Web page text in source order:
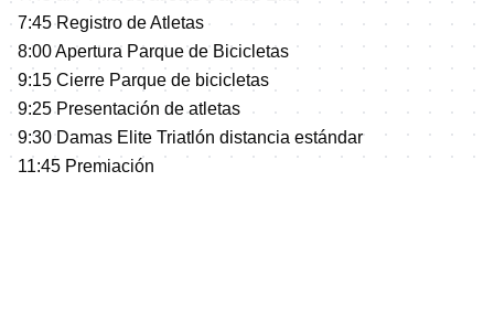
7:45 Registro de Atletas
8:00 Apertura Parque de Bicicletas
9:15 Cierre Parque de bicicletas
9:25 Presentación de atletas
9:30 Damas Elite Triatlón distancia estándar
11:45 Premiación